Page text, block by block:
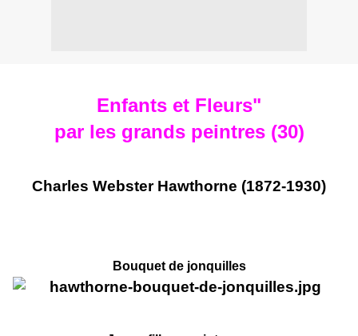
Enfants et Fleurs"
par les grands peintres (30)
Charles Webster Hawthorne (1872-1930)
Bouquet de jonquilles